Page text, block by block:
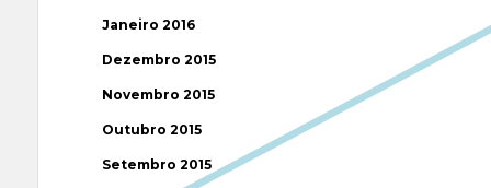
Janeiro 2016
Dezembro 2015
Novembro 2015
Outubro 2015
Setembro 2015